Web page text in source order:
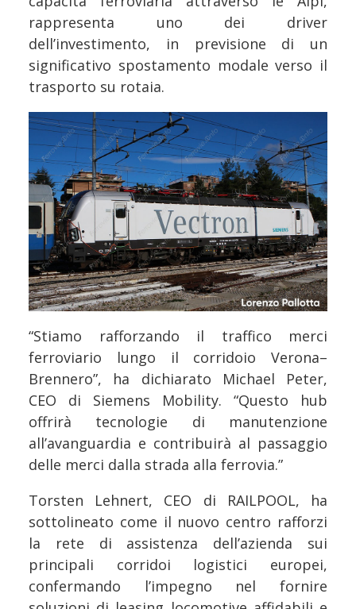
rappresenta uno dei driver
dell’investimento, in previsione di un
significativo spostamento modale verso il
trasporto su rotaia.
“Stiamo rafforzando il traffico merci
ferroviario lungo il corridoio Verona–
Brennero”, ha dichiarato Michael Peter,
CEO di Siemens Mobility. “Questo hub
offrirà tecnologie di manutenzione
all’avanguardia e contribuirà al passaggio
delle merci dalla strada alla ferrovia.”
Torsten Lehnert, CEO di RAILPOOL, ha
sottolineato come il nuovo centro rafforzi
la rete di assistenza dell’azienda sui
principali corridoi logistici europei,
confermando l’impegno nel fornire